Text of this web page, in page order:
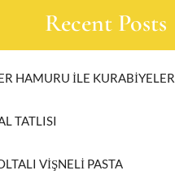
Recent Posts
HAMURU İLE KURABİYELER
TATLISI
VİŞNELİ PASTA